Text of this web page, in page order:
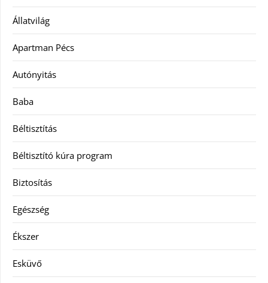
Állatvilág
Apartman Pécs
Autónyitás
Baba
Béltisztítás
Béltisztító kúra program
Biztosítás
Egészség
Ékszer
Esküvő